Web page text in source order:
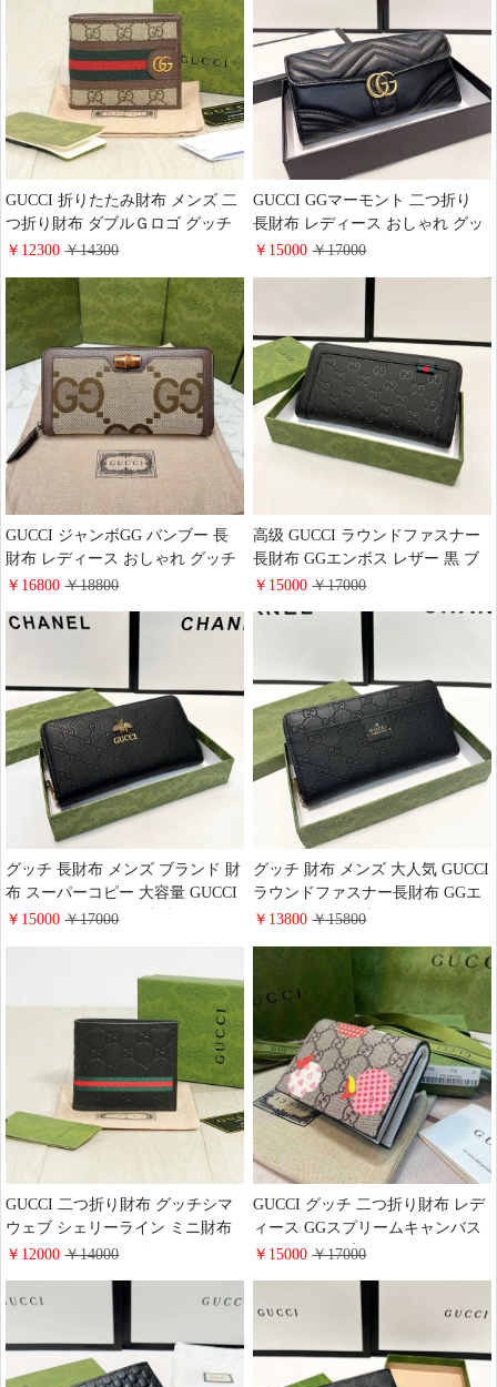
GUCCI 折りたたみ財布 メンズ 二
つ折り財布 ダブルＧロゴ グッチ
オフィディア コンパクトウォレッ
￥12300￥14300
GUCCI GGマーモント 二つ折り
長財布 レディース おしゃれ グッ
チ ロングウォレット キルティン
￥15000￥17000
GUCCI ジャンボGG バンブー 長
財布 レディース おしゃれ グッチ
コンチネンタルウォレット ラウン
日 プレゼント
￥16800￥18800
高级 GUCCI ラウンドファスナー
長財布 GGエンボス レザー 黒 ブ
ラック グッチ ジッピー･ウォレッ
￥15000￥17000
グッチ 長財布 メンズ ブランド 財
布 スーパーコピー 大容量 GUCCI
ジッピーウォレット 蜂柄 GGエン
￥15000￥17000
グッチ 財布 メンズ 大人気 GUCCI
ラウンドファスナー長財布 GGエ
ンボス レザー ブラック
￥13800￥15800
GUCCI 二つ折り財布 グッチシマ
ウェブ シェリーライン ミニ財布
GG柄 レザー メンズ レディース
￥12000￥14000
GUCCI グッチ 二つ折り財布 レデ
ィース GGスプリームキャンバス
レ ポム アップル ハート663922 コ
￥15000￥17000